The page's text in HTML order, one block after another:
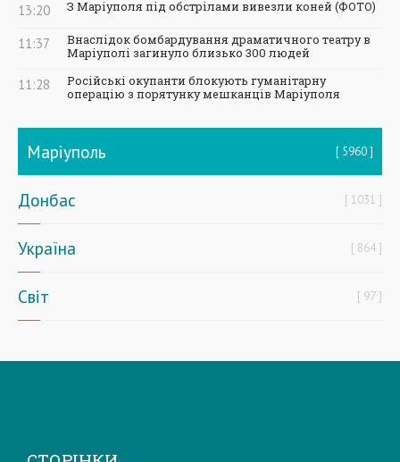
13:20 З Маріуполя під обстрілами вивезли коней (ФОТО)
11:37
Внаслідок бомбардування драматичного театру в
Маріуполі загинуло близько 300 людей
11:28
Російські окупанти блокують гуманітарну
операцію з порятунку мешканців Маріуполя
Маріуполь 5960
Донбас 1031
Україна 864
Світ 97